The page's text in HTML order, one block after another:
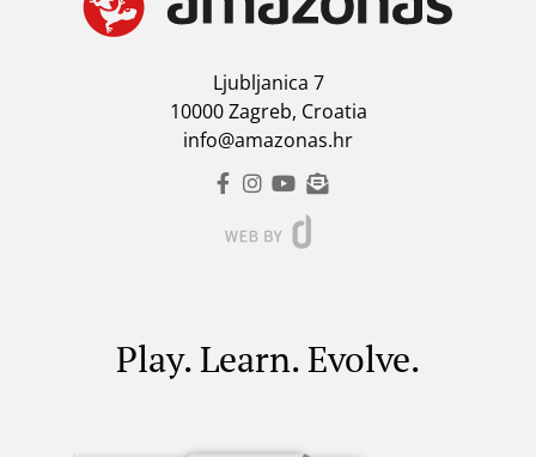
Ljubljanica 7
10000 Zagreb, Croatia
info@amazonas.hr
Play. Learn. Evolve.